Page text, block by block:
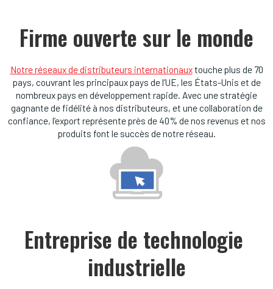
Firme ouverte sur le monde
Notre réseaux de distributeurs internationauxtouche plus de 70
pays, couvrant les principaux pays de l’UE, les États-Unis et de
nombreux pays en développement rapide. Avec une stratégie
gagnante de fidélité à nos distributeurs, et une collaboration de
confiance, l’export représente près de 40% de nos revenus et nos
produits font le succès de notre réseau.
Entreprise de technologie
industrielle